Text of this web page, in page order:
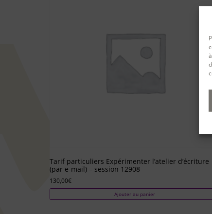
Tarif particuliers Expérimenter l’atelier d’écriture
(par e-mail) – session 12908
130,00€
Ajouter au panier